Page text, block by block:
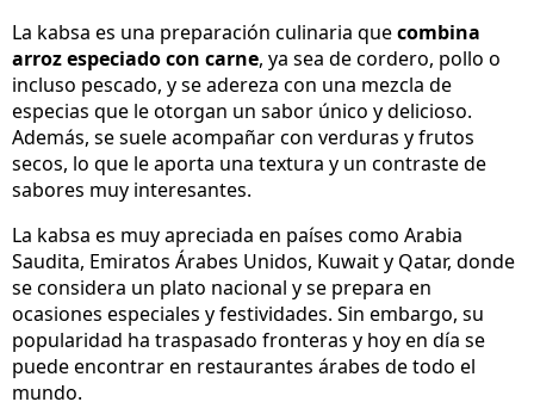
La kabsa es una preparación culinaria quecombina
arroz especiado con carne, ya sea de cordero, pollo o
incluso pescado, y se adereza con una mezcla de
especias que le otorgan un sabor único y delicioso.
Además, se suele acompañar con verduras y frutos
secos, lo que le aporta una textura y un contraste de
sabores muy interesantes.
La kabsa es muy apreciada en países como Arabia
Saudita, Emiratos Árabes Unidos, Kuwait y Qatar, donde
se considera un plato nacional y se prepara en
ocasiones especiales y festividades. Sin embargo, su
popularidad ha traspasado fronteras y hoy en día se
puede encontrar en restaurantes árabes de todo el
mundo.